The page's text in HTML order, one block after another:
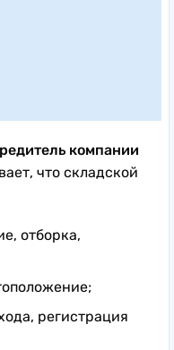
компании
что складской
отборка,
регистрация